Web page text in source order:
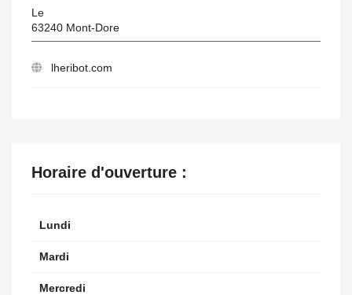
Le
63240 Mont-Dore
lheribot.com
Horaire d'ouverture :
Lundi
Mardi
Mercredi